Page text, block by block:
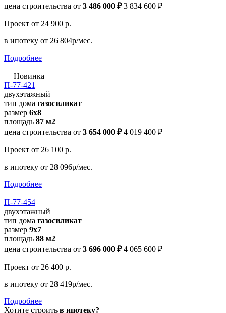
цена строительства от 3 486 000 ₽ 3 834 600 ₽
Проект от 24 900 р.
в ипотеку от 26 804р/мес.
Подробнее
Новинка
П-77-421
двухэтажный
тип дома газосиликат
размер 6х8
площадь 87 м2
цена строительства от 3 654 000 ₽ 4 019 400 ₽
Проект от 26 100 р.
в ипотеку от 28 096р/мес.
Подробнее
П-77-454
двухэтажный
тип дома газосиликат
размер 9х7
площадь 88 м2
цена строительства от 3 696 000 ₽ 4 065 600 ₽
Проект от 26 400 р.
в ипотеку от 28 419р/мес.
Подробнее
Хотите строить в ипотеку?